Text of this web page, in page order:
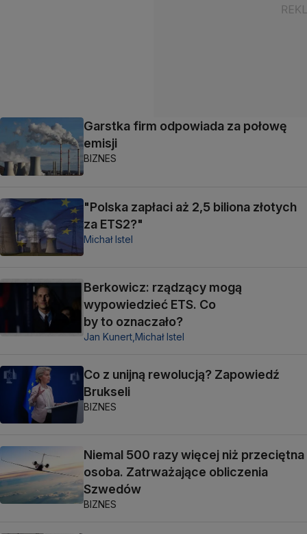
Garstka firm odpowiada za połowę
emisji
BIZNES
"Polska zapłaci aż 2,5 biliona złotych
za ETS2?"
Michał Istel
Berkowicz: rządzący mogą
wypowiedzieć ETS. Co
by to oznaczało?
Jan Kunert, Michał Istel
Co z unijną rewolucją? Zapowiedź
Brukseli
BIZNES
Niemal 500 razy więcej niż przeciętna
osoba. Zatrważające obliczenia
Szwedów
BIZNES